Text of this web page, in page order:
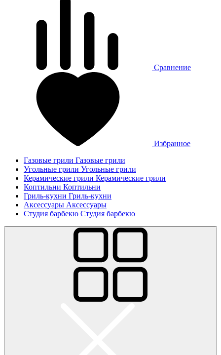
Сравнение
Избранное
Газовые грили Газовые грили
Угольные грили Угольные грили
Керамические грили Керамические грили
Коптильни Коптильни
Гриль-кухни Гриль-кухни
Аксессуары Аксессуары
Студия барбекю Студия барбекю